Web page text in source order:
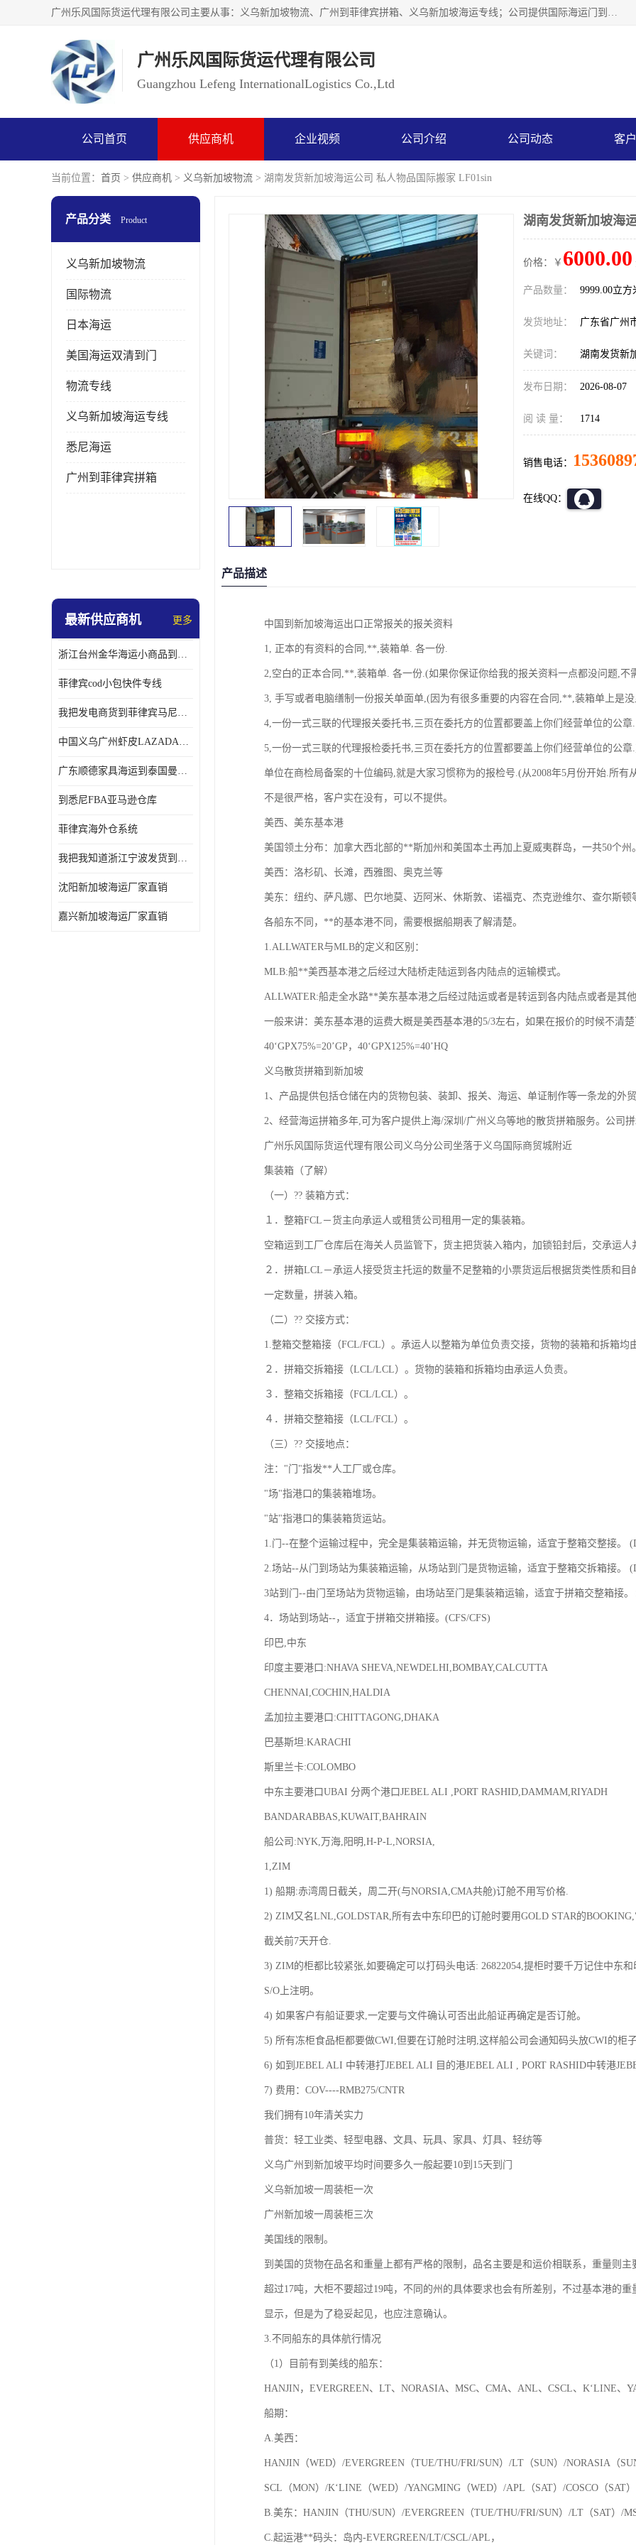
广州乐风国际货运代理有限公司主要从事：义乌新加坡物流、广州到菲律宾拼箱、义乌新加坡海运专线；公司提供国际海运门到门一条龙服务，目前开通的国际海运线路有：澳大利亚国际海运双清到门、美国国际海运双清到门、加拿大国际海运双清到门、新西兰国际海运双清到门等等。以上线路，客户的无论是发小散货拼箱或者包柜发运，我们均可以提供一条龙到门服务，乐风公司有着8年的国际货运到门经验。
广州乐风国际货运代理有限公司
Guangzhou Lefeng InternationalLogistics Co.,Ltd
公司首页 供应商机 企业视频 公司介绍 公司动态 客
当前位置： 首页 > 供应商机 > 义乌新加坡物流 > 湖南发货新加坡海运公司 私人物品国际搬家 LF01sin
产品分类 Product
义乌新加坡物流
国际物流
日本海运
美国海运双清到门
物流专线
义乌新加坡海运专线
悉尼海运
广州到菲律宾拼箱
最新供应商机 更多
浙江台州金华海运小商品到菲律宾马尼拉怎样收费
菲律宾cod小包快件专线
我把发电商货到菲律宾马尼拉独立站海运经验告诉您
中国义乌广州虾皮LAZADA电商货海运菲律宾怎样收费
广东顺德家具海运到泰国曼谷需要提供什么资料给海运公司呢
到悉尼FBA亚马逊仓库
菲律宾海外仓系统
我把我知道浙江宁波发货到菲律宾马尼拉海运流程告诉您
沈阳新加坡海运厂家直销
嘉兴新加坡海运厂家直销
湖南发货新加坡海
价格：￥ 6000.00
产品数量： 9999.00立方
发货地址： 广东省广州
关键词： 湖南发货新
发布日期： 2026-08-07
阅 读 量： 1714
销售电话：
在线QQ：
产品描述
中国到新加坡海运出口正常报关的报关资料
1, 正本的有资料的合同,**,装箱单. 各一份.
2,空白的正本合同,**,装箱单. 各一份.(如果你保证你给我的报关资料一点都没问题,不
3, 手写或者电脑缮制一份报关单面单,(因为有很多重要的内容在合同,**,装箱单上是
4,一份一式三联的代理报关委托书,三页在委托方的位置都要盖上你们经营单位的公章.
5,一份一式三联的代理报检委托书,三页在委托方的位置都要盖上你们经营单位的公
单位在商检局备案的十位编码,就是大家习惯称为的报检号.(从2008年5月份开始.所
不是很严格，客户实在没有，可以不提供。
美西、美东基本港
美国领土分布：加拿大西北部的**斯加州和美国本土再加上夏威夷群岛，一共50个州。
美西：洛杉矶、长滩，西雅图、奥克兰等
美东：纽约、萨凡娜、巴尔地莫、迈阿米、休斯敦、诺福克、杰克逊维尔、查尔斯顿
各船东不同，**的基本港不同，需要根据船期表了解清楚。
1.ALLWATER与MLB的定义和区别：
MLB:船**美西基本港之后经过大陆桥走陆运到各内陆点的运输模式。
ALLWATER:船走全水路**美东基本港之后经过陆运或者是转运到各内陆点或者是其
一般来讲：美东基本港的运费大概是美西基本港的5/3左右，如果在报价的时候不清楚
40‘GPX75%=20’GP，40‘GPX125%=40’HQ
义乌散货拼箱到新加坡
1、产品提供包括仓储在内的货物包装、装卸、报关、海运、单证制作等一条龙的外
2、经营海运拼箱多年,可为客户提供上海/深圳/广州义乌等地的散货拼箱服务。公司
广州乐风国际货运代理有限公司义乌分公司坐落于义乌国际商贸城附近
集装箱（了解）
（一）?? 装箱方式：
１．整箱FCL－货主向承运人或租赁公司租用一定的集装箱。
空箱运到工厂仓库后在海关人员监管下，货主把货装入箱内，加锁铅封后，交承运人
２．拼箱LCL－承运人接受货主托运的数量不足整箱的小票货运后根据货类性质和
一定数量，拼装入箱。
（二）?? 交接方式：
1.整箱交整箱接（FCL/FCL）。承运人以整箱为单位负责交接，货物的装箱和拆箱均
２．拼箱交拆箱接（LCL/LCL）。货物的装箱和拆箱均由承运人负责。
３．整箱交拆箱接（FCL/LCL）。
４．拼箱交整箱接（LCL/FCL）。
（三）?? 交接地点：
注："门"指发**人工厂或仓库。
"场"指港口的集装箱堆场。
"站"指港口的集装箱货运站。
1.门--在整个运输过程中，完全是集装箱运输，并无货物运输，适宜于整箱交整接。
2.场站--从门到场站为集装箱运输，从场站到门是货物运输，适宜于整箱交拆箱接。
3站到门--由门至场站为货物运输，由场站至门是集装箱运输，适宜于拼箱交整箱接。
4．场站到场站--，适宜于拼箱交拼箱接。(CFS/CFS)
印巴,中东
印度主要港口:NHAVA SHEVA,NEWDELHI,BOMBAY,CALCUTTA
CHENNAI,COCHIN,HALDIA
孟加拉主要港口:CHITTAGONG,DHAKA
巴基斯坦:KARACHI
斯里兰卡:COLOMBO
中东主要港口UBAI 分两个港口JEBEL ALI ,PORT RASHID,DAMMAM,RIYADH
BANDARABBAS,KUWAIT,BAHRAIN
船公司:NYK,万海,阳明,H-P-L,NORSIA,
1,ZIM
1) 船期:赤湾周日截关，周二开(与NORSIA,CMA共舱)订舱不用写价格.
2) ZIM又名LNL,GOLDSTAR,所有去中东印巴的订舱时要用GOLD STAR的
截关前7天开仓.
3) ZIM的柜都比较紧张,如要确定可以打码头电话: 26822054,提柜时要千万记住中东
S/O上注明。
4) 如果客户有船证要求,一定要与文件确认可否出此船证再确定是否订舱。
5) 所有冻柜食品柜都要做CWI,但要在订舱时注明,这样船公司会通知码头放CWI的柜
6) 如到JEBEL ALI 中转港打JEBEL ALI 目的港JEBEL ALI , PORT RASHID中转港
7) 费用：COV----RMB275/CNTR
我们拥有10年清关实力
普货：轻工业类、轻型电器、文具、玩具、家具、灯具、轻纺等
义乌广州到新加坡平均时间要多久一般起要10到15天到门
义乌新加坡一周装柜一次
广州新加坡一周装柜三次
美国线的限制。
到美国的货物在品名和重量上都有严格的限制，品名主要是和运价相联系，重量则
超过17吨，大柜不要超过19吨，不同的州的具体要求也会有所差别，不过基本港的
显示，但是为了稳妥起见，也应注意确认。
3.不同船东的具体航行情况
（1）目前有到美线的船东：
HANJIN，EVERGREEN、LT、NORASIA、MSC、CMA、ANL、CSCL、K‘LINE、
船期：
A.美西：
HANJIN（WED）/EVERGREEN（TUE/THU/FRI/SUN）/LT（SUN）/NORASIA（
SCL（MON）/K‘LINE（WED）/YANGMING（WED）/APL（SAT）/COSCO（SAT）
B.美东：HANJIN（THU/SUN）/EVERGREEN（TUE/THU/FRI/SUN）/LT（SAT）/
C.起运港**码头：岛内-EVERGREEN/LT/CSCL/APL，